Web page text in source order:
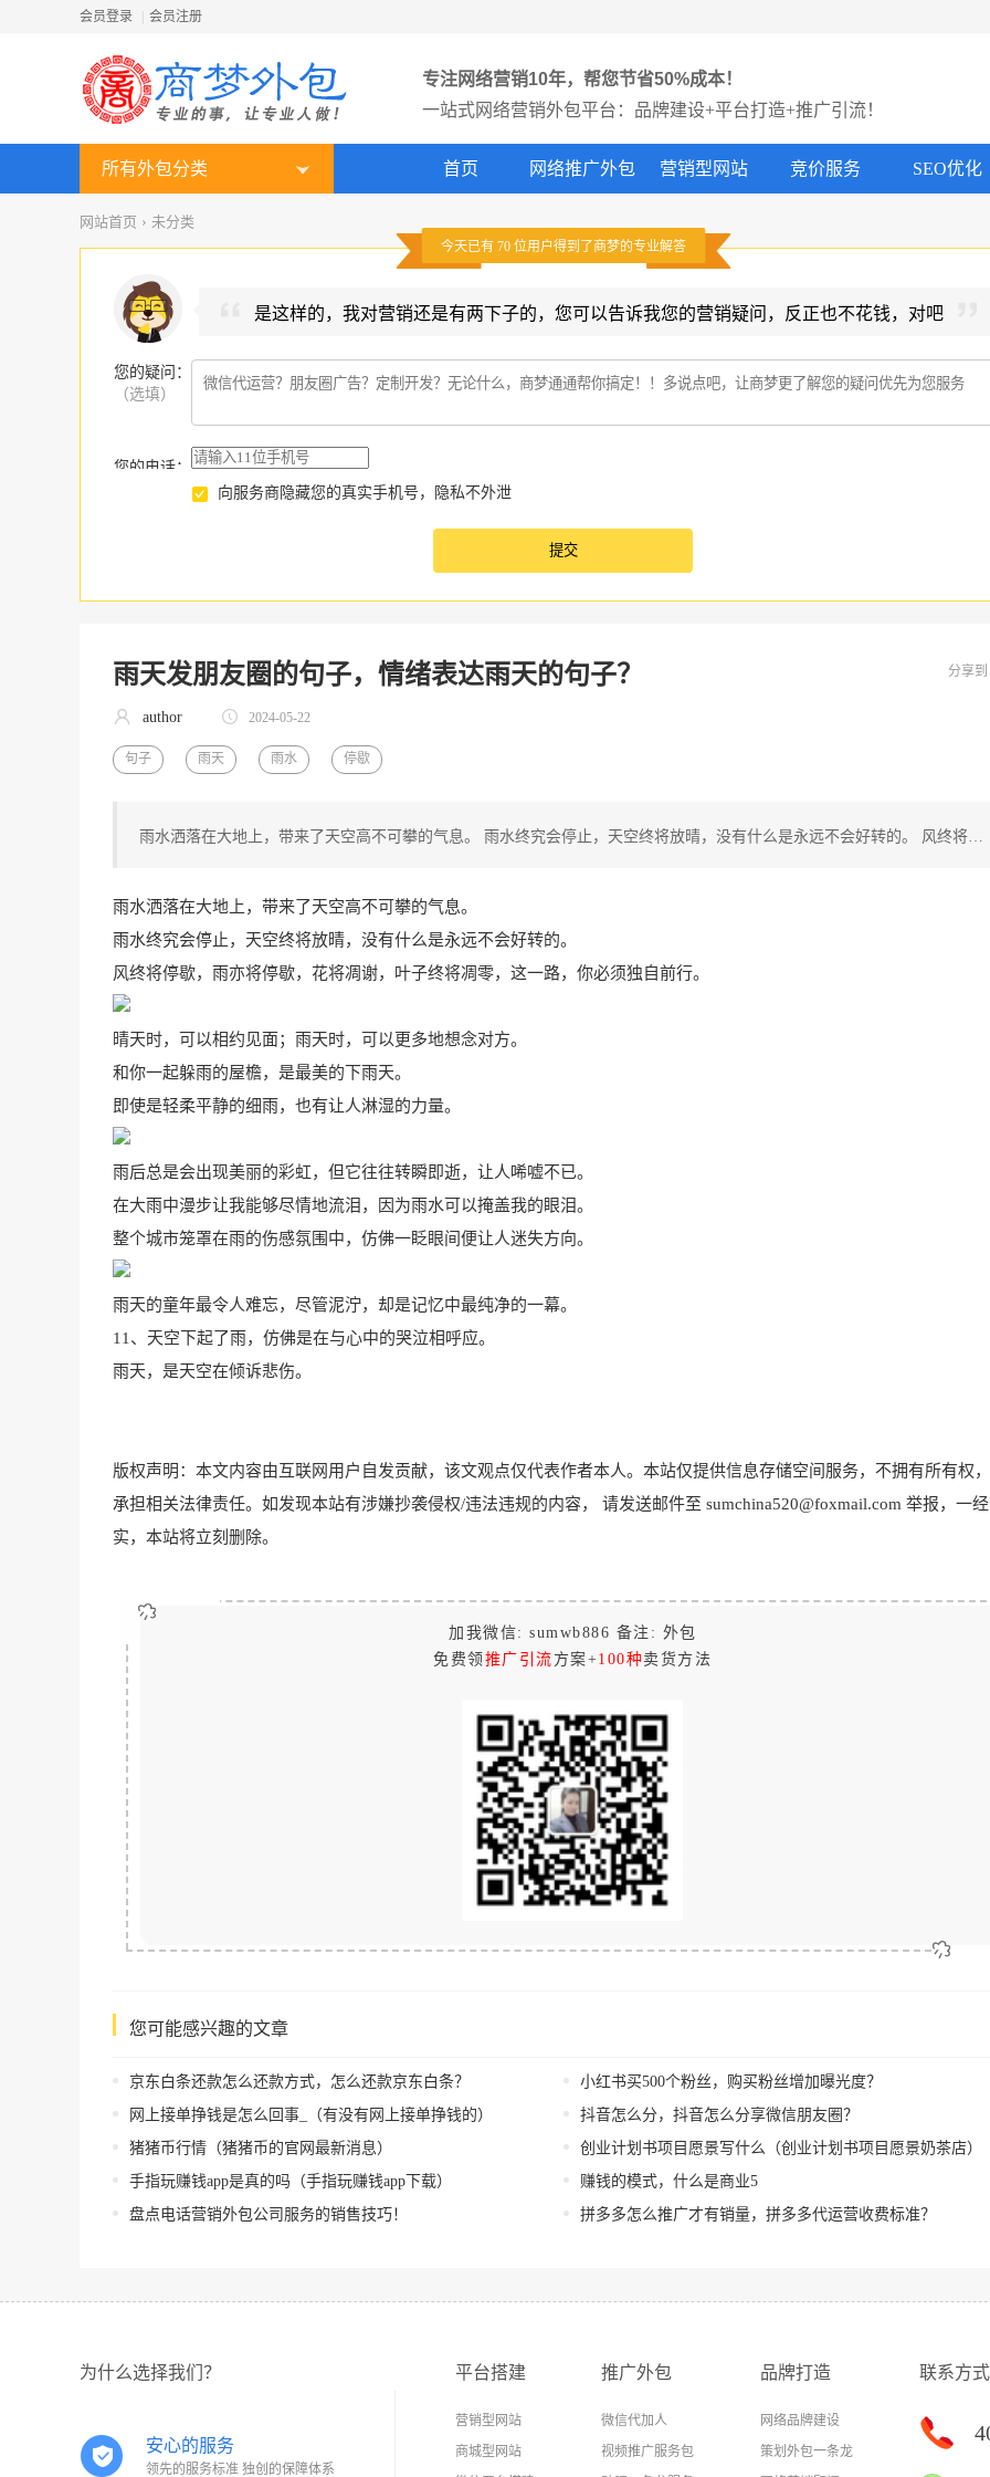
会员登录 会员注册
专注网络营销10年，帮您节省50%成本！
一站式网络营销外包平台：品牌建设+平台打造+推广引流！
所有外包分类 首页 网络推广外包 营销型网站 竞价服务 SEO优化
网站首页 › 未分类
今天已有 70位用户得到了商梦的专业解答
是这样的，我对营销还是有两下子的，您可以告诉我您的营销疑问，反正也不花钱，对吧
您的疑问
（选填）
：
您的电话：
向服务商隐藏您的真实手机号，隐私不外泄
雨天发朋友圈的句子，情绪表达雨天的句子？ 分享到
author 2024-05-22
句子 雨天 雨水 停歇
雨水洒落在大地上，带来了天空高不可攀的气息。 雨水终究会停止，天空终将放晴，没有什么是永远不会好转的。 风终将…
雨水洒落在大地上，带来了天空高不可攀的气息。
雨水终究会停止，天空终将放晴，没有什么是永远不会好转的。
风终将停歇，雨亦将停歇，花将凋谢，叶子终将凋零，这一路，你必须独自前行。
晴天时，可以相约见面；雨天时，可以更多地想念对方。
和你一起躲雨的屋檐，是最美的下雨天。
即使是轻柔平静的细雨，也有让人淋湿的力量。
雨后总是会出现美丽的彩虹，但它往往转瞬即逝，让人唏嘘不已。
在大雨中漫步让我能够尽情地流泪，因为雨水可以掩盖我的眼泪。
整个城市笼罩在雨的伤感氛围中，仿佛一眨眼间便让人迷失方向。
雨天的童年最令人难忘，尽管泥泞，却是记忆中最纯净的一幕。
11、天空下起了雨，仿佛是在与心中的哭泣相呼应。
雨天，是天空在倾诉悲伤。
版权声明：本文内容由互联网用户自发贡献，该文观点仅代表作者本人。本站仅提供信息存储空间服务，不拥有所有权
承担相关法律责任。如发现本站有涉嫌抄袭侵权/违法违规的内容， 请发送邮件至 sumchina520@foxmail.com 举报，一
实，本站将立刻删除。
加我微信: sumwb886 备注: 外包
免费领 推广引流 方案+100种卖货方法
您可能感兴趣的文章
京东白条还款怎么还款方式，怎么还款京东白条？
网上接单挣钱是怎么回事_（有没有网上接单挣钱的）
猪猪币行情（猪猪币的官网最新消息）
手指玩赚钱app是真的吗（手指玩赚钱app下载）
盘点电话营销外包公司服务的销售技巧！
小红书买500个粉丝，购买粉丝增加曝光度？
抖音怎么分，抖音怎么分享微信朋友圈？
创业计划书项目愿景写什么（创业计划书项目愿景奶茶店）
赚钱的模式，什么是商业5
拼多多怎么推广才有销量，拼多多代运营收费标准？
为什么选择我们？
安心的服务
领先的服务标准 独创的保障体系
平台搭建
营销型网站
商城型网站
推广外包
微信代加人
视频推广服务包
品牌打造
网络品牌建设
策划外包一条龙
联系方式